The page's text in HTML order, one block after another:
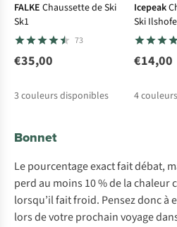
FALKE Chaussette de Ski
Sk1
73
€35,00
3couleurs disponibles
Icepeak
Ski
€14,00
4
Bonnet
Le pourcentage exact fait débat,
perd au moins 10 % de la chaleur
lorsqu’il fait froid. Pensez donc à
lors de votre prochain voyage